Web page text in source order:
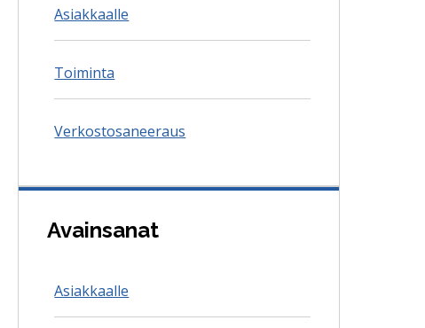
Asiakkaalle
Toiminta
Verkostosaneeraus
Avainsanat
Asiakkaalle